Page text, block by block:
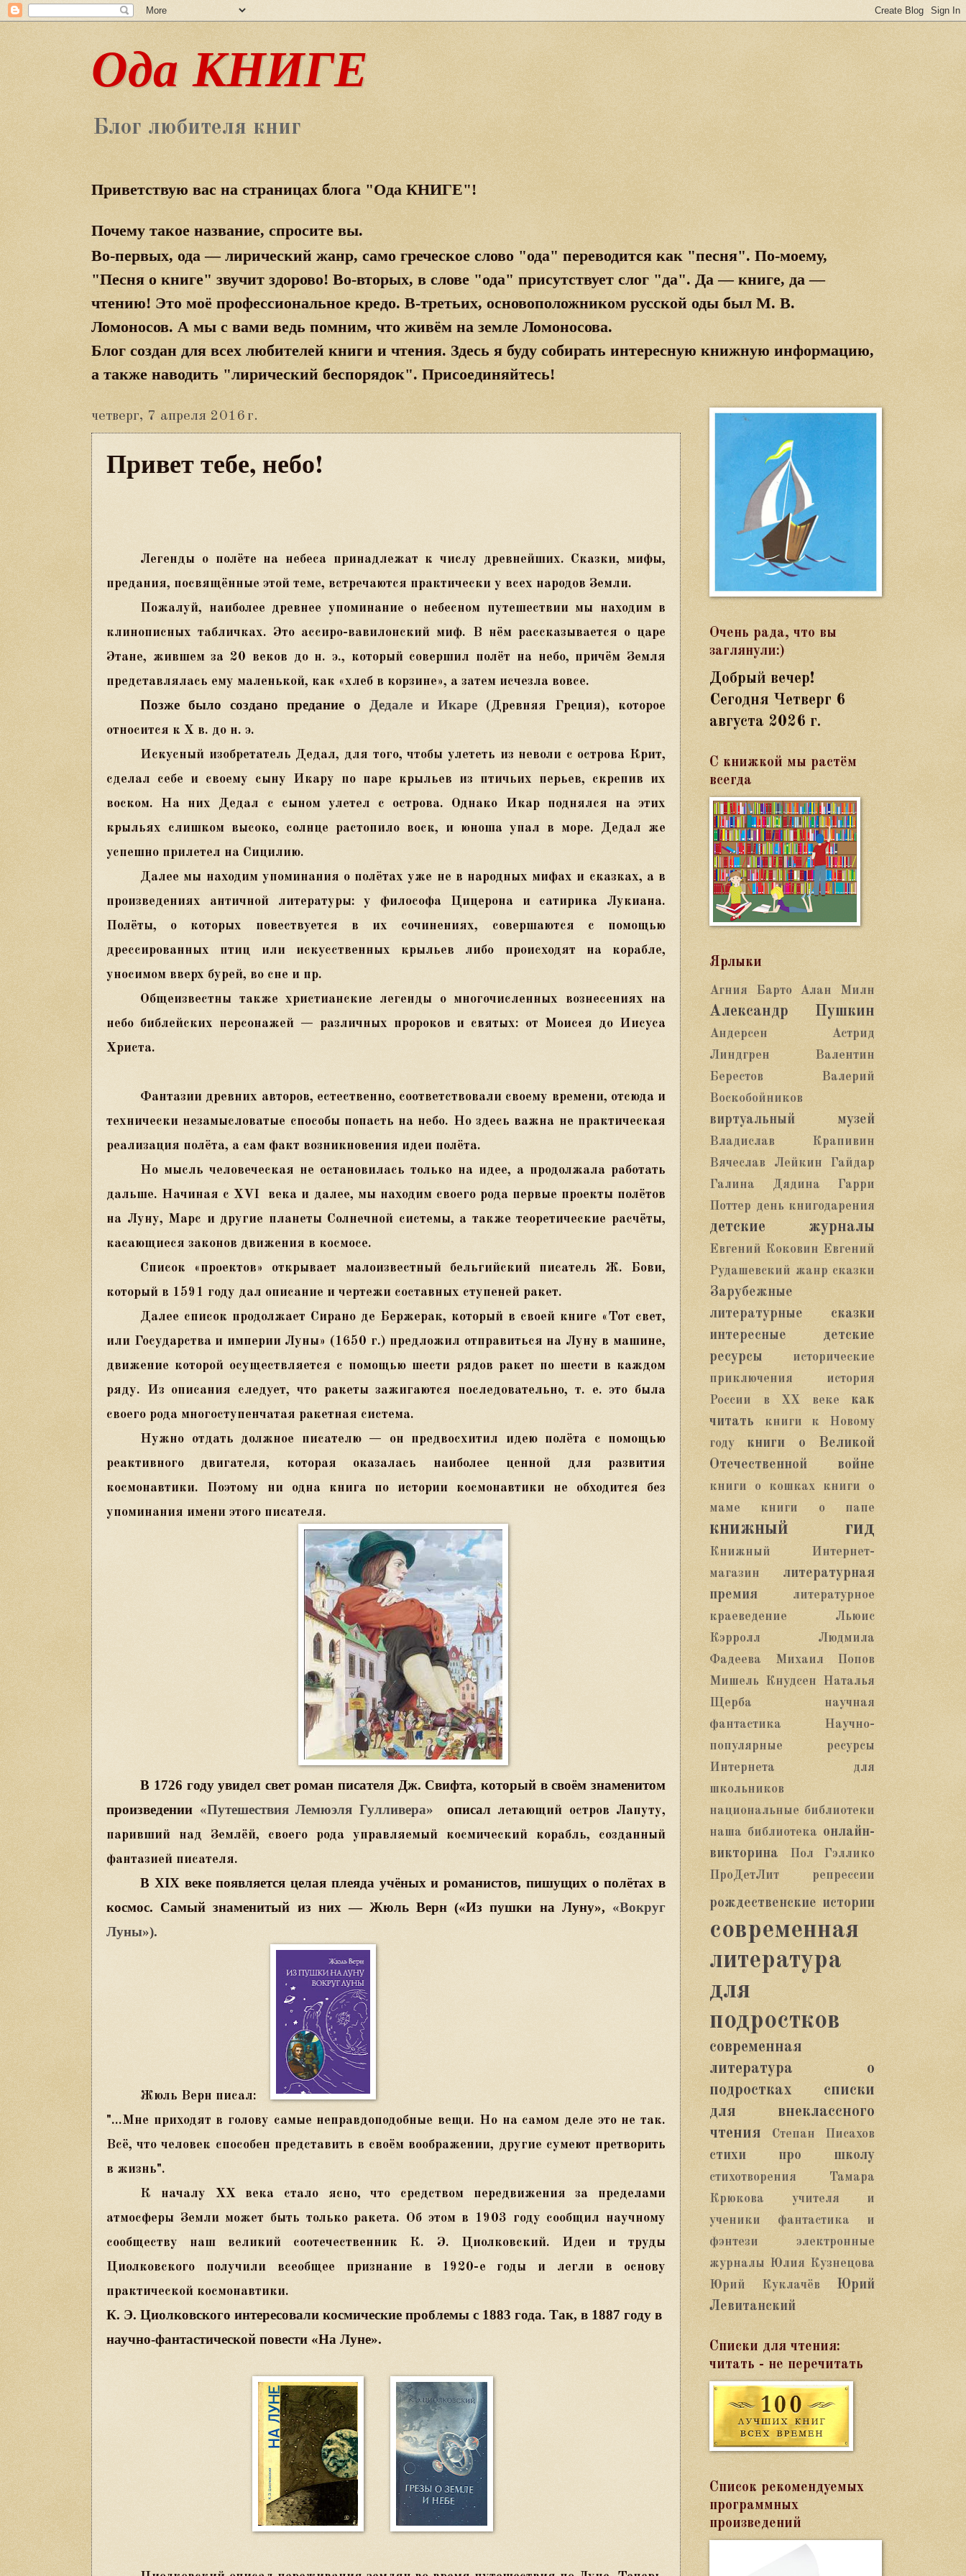
Ода КНИГЕ
Блог любителя книг
Приветствую вас на страницах блога "Ода КНИГЕ"!
Почему такое название, спросите вы.
Во-первых, ода — лирический жанр, само греческое слово "ода" переводится как "песня". По-моему,
"Песня о книге" звучит здорово! Во-вторых, в слове "ода" присутствует слог "да". Да— книге, да—
чтению! Это моё профессиональное кредо. В-третьих, основоположником русской оды был М. В.
Ломоносов. А мы с вами ведь помним, что живём на земле Ломоносова.
Блог создан для всех любителей книги и чтения. Здесь я буду собирать интересную книжную информацию,
а также наводить "лирический беспорядок". Присоединяйтесь!
четверг, 7 апреля 2016 г.
Привет тебе, небо!
Легенды о полёте на небеса принадлежат к числу древнейших. Сказки, мифы,
предания, посвящённые этой теме, встречаются практически у всех народов Земли.
Пожалуй, наиболее древнее упоминание о небесном путешествии мы находим в
клинописных табличках. Это ассиро-вавилонский миф. В нём рассказывается о царе
Этане, жившем за 20 веков до н. э., который совершил полёт на небо, причём Земля
представлялась ему маленькой, как «хлеб в корзине», а затем исчезла вовсе.
Позже было создано предание о Дедале и Икаре (Древняя Греция), которое
относится к X в. до н. э.
Искусный изобретатель Дедал, для того, чтобы улететь из неволи с острова Крит,
сделал себе и своему сыну Икару по паре крыльев из птичьих перьев, скрепив их
воском. На них Дедал с сыном улетел с острова. Однако Икар поднялся на этих
крыльях слишком высоко, солнце растопило воск, и юноша упал в море. Дедал же
успешно прилетел на Сицилию.
Далее мы находим упоминания о полётах уже не в народных мифах и сказках, а в
произведениях античной литературы: у философа Цицерона и сатирика Лукиана.
Полёты, о которых повествуется в их сочинениях, совершаются с помощью
дрессированных птиц или искусственных крыльев либо происходят на корабле,
уносимом вверх бурей, во сне и пр.
Общеизвестны также христианские легенды о многочисленных вознесениях на
небо библейских персонажей — различных пророков и святых: от Моисея до Иисуса
Христа.
Фантазии древних авторов, естественно, соответствовали своему времени, отсюда и
технически незамысловатые способы попасть на небо. Но здесь важна не практическая
реализация полёта, а сам факт возникновения идеи полёта.
Но мысль человеческая не остановилась только на идее, а продолжала работать
дальше. Начиная сXVI
века и далее, мы находим своего рода первые проекты полётов
на Луну, Марс и другие планеты Солнечной системы, а также теоретические расчёты,
касающиеся законов движения в космосе.
Список «проектов» открывает малоизвестный бельгийский писатель Ж. Бови,
который в 1591 году дал описание и чертежи составных ступеней ракет.
Далее список продолжает Сирано де Бержерак, который в своей книге «Тот свет,
или Государства и империи Луны» (1650 г.) предложил отправиться на Луну в машине,
движение которой осуществляется с помощью шести рядов ракет по шести в каждом
ряду. Из описания следует, что ракеты зажигаются последовательно, т. е. это была
своего рода многоступенчатая ракетная система.
Нужно отдать должное писателю — он предвосхитил идею полёта с помощью
реактивного двигателя, которая оказалась наиболее ценной для развития
космонавтики. Поэтому ни одна книга по истории космонавтики не обходится без
упоминания имени этого писателя.
В 1726 году увидел свет роман писателя Дж. Свифта, который в своём знаменитом
произведении «Путешествия Лемюэля Гулливера» описал летающий остров Лапуту,
паривший над Землёй, своего рода управляемый космический корабль, созданный
фантазией писателя.
В XIX веке появляется целая плеяда учёных и романистов, пишущих о полётах в
космос. Самый знаменитый из них — Жюль Верн («Из пушки на Луну», «Вокруг
Луны»).
Жюль Верн писал:
"...Мне приходят в голову самые неправдоподобные вещи. Но на самом деле это не так.
Всё, что человек способен представить в своём воображении, другие сумеют претворить
в жизнь".
К началу XXвека стало ясно, что средством передвижения за пределами
атмосферы Земли может быть только ракета. Об этом в 1903 году сообщил научному
сообществу наш великий соотечественник К. Э. Циолковский. Идеи и труды
Циолковского получили всеобщее признание в 1920-е годы и легли в основу
практической космонавтики.
К. Э. Циолковского интересовали космические проблемы с 1883 года. Так, в 1887 году в
научно-фантастической повести «На Луне».
Очень рада, что вы
заглянули:)
Добрый вечер!
Сегодня Четверг 6
августа 2026 г.
С книжкой мы растём
всегда
Ярлыки
Агния Барто Алан Милн
Александр Пушкин
Андерсен
Астрид
Линдгрен
Валентин
Берестов
Валерий
Воскобойников
виртуальный музей
Владислав Крапивин
Вячеслав Лейкин
Гайдар
Галина Дядина
Гарри
Поттер день книгодарения
детские журналы
Евгений Коковин Евгений
Рудашевский жанр сказки
Зарубежные
литературные сказки
интересные детские
ресурсы
исторические
приключения
история
России в XX веке
как
читать
книги к Новому
году
книги о Великой
Отечественной войне
книги о кошках
книги о
маме
книги о папе
книжный гид
Книжный Интернет-
магазин
литературная
премия
литературное
краеведение
Льюис
Кэрролл
Людмила
Фадеева
Михаил Попов
Мишель Кнудсен
Наталья
Щерба
научная
фантастика
Научно-
популярные ресурсы
Интернета для
школьников
национальные библиотеки
наша библиотека онлайн-
викторина
Пол Гэллико
ПроДетЛит
репрессии
рождественские истории
современная
литература
для
подростков
современная
литература о
подростках
списки
для внеклассного
чтения
Степан Писахов
стихи про школу
стихотворения
Тамара
Крюкова
учителя и
ученики
фантастика и
фэнтези
электронные
журналы Юлия Кузнецова
Юрий Куклачёв
Юрий
Левитанский
Списки для чтения:
читать - не перечитать
Список рекомендуемых
программных
произведений